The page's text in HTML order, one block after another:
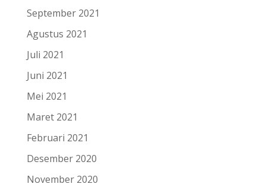
September 2021
Agustus 2021
Juli 2021
Juni 2021
Mei 2021
Maret 2021
Februari 2021
Desember 2020
November 2020